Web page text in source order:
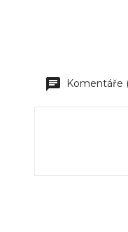
Komentáře